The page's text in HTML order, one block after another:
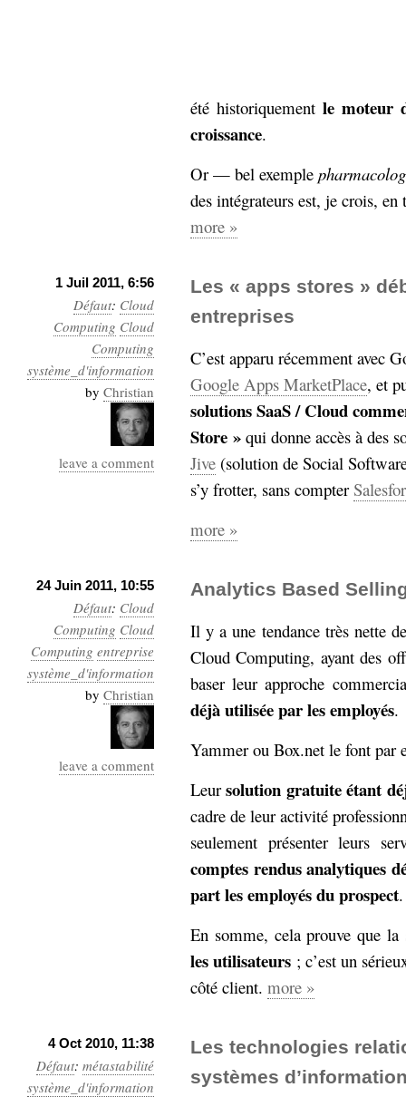
été historiquement le moteur
croissance.
Or — bel exemple
des intégrateurs est, je crois,
more »
1 Juil 2011, 6:56
Défaut: Cloud
Computing Cloud
Computing
système_d'information
by Christian
leave a comment
Les « apps stores »
entreprises
C’est apparu récemment avec
Google Apps MarketPlace, et
solutions SaaS / Cloud
Store » qui donne accès à des
Jive (solution de Social
s’y frotter, sans compter
more »
24 Juin 2011, 10:55
Défaut: Cloud
Computing Cloud
Computing entreprise
système_d'information
by Christian
leave a comment
Analytics Based
Il y a une tendance très nette
Cloud Computing, ayant des
baser leur approche
déjà utilisée par les employés.
Yammer ou Box.net le font par
Leursolution gratuite étant
cadre de leur activité
seulement présenter leurs
comptes rendus analytiques
part les employés du prospect.
En somme, cela prouve que
les utilisateurs ; c’est un
côté client. more »
4 Oct 2010, 11:38
Défaut: métastabilité
système_d'information
Les technologies
systèmes